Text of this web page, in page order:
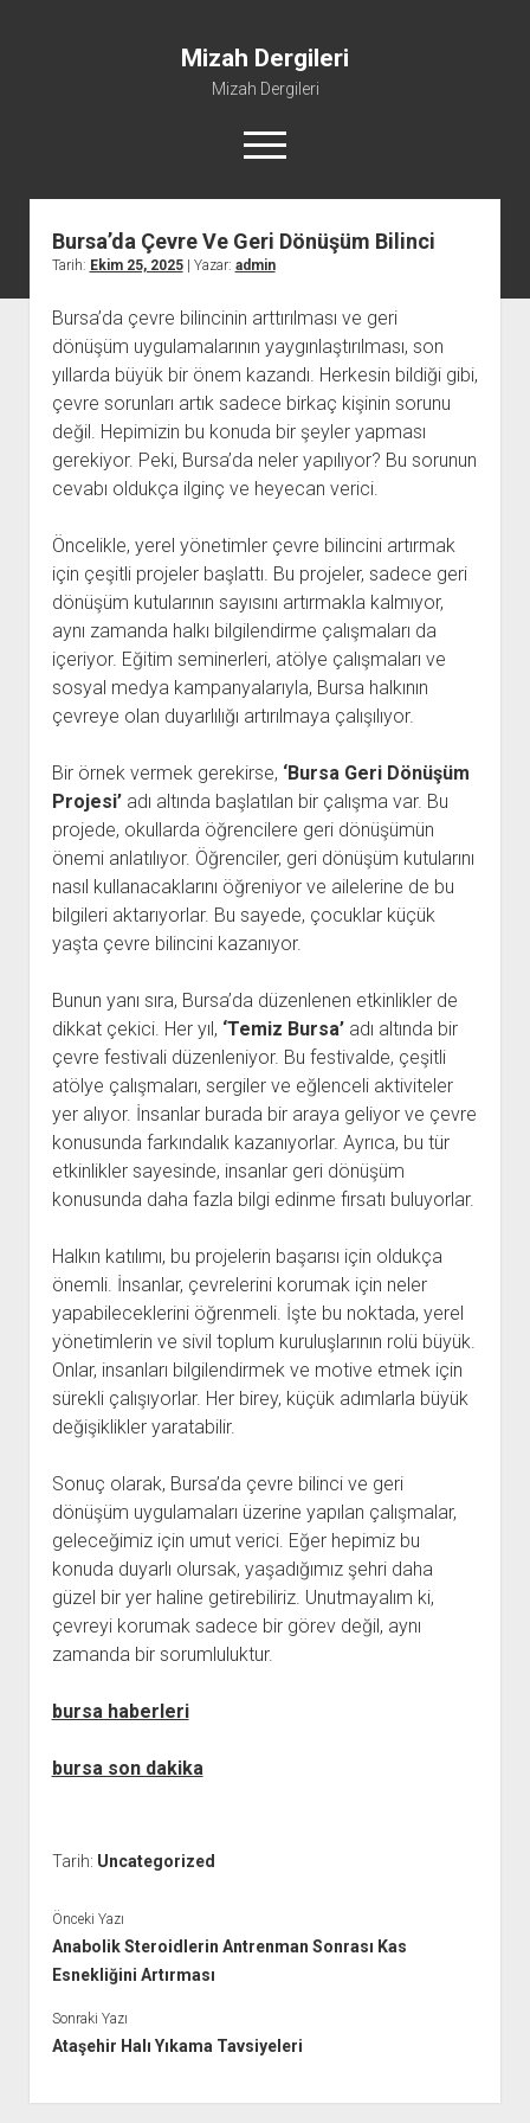
Mizah Dergileri
Mizah Dergileri
menüyü
aç
Bursa’da Çevre Ve Geri Dönüşüm Bilinci
Tarih: Ekim 25, 2025| Yazar: admin
Bursa’da çevre bilincinin arttırılması ve geri
dönüşüm uygulamalarının yaygınlaştırılması, son
yıllarda büyük bir önem kazandı. Herkesin bildiği gibi,
çevre sorunları artık sadece birkaç kişinin sorunu
değil. Hepimizin bu konuda bir şeyler yapması
gerekiyor. Peki, Bursa’da neler yapılıyor? Bu sorunun
cevabı oldukça ilginç ve heyecan verici.
Öncelikle, yerel yönetimler çevre bilincini artırmak
için çeşitli projeler başlattı. Bu projeler, sadece geri
dönüşüm kutularının sayısını artırmakla kalmıyor,
aynı zamanda halkı bilgilendirme çalışmaları da
içeriyor. Eğitim seminerleri, atölye çalışmaları ve
sosyal medya kampanyalarıyla, Bursa halkının
çevreye olan duyarlılığı artırılmaya çalışılıyor.
Bir örnek vermek gerekirse, ‘Bursa Geri Dönüşüm
Projesi’adı altında başlatılan bir çalışma var. Bu
projede, okullarda öğrencilere geri dönüşümün
önemi anlatılıyor. Öğrenciler, geri dönüşüm kutularını
nasıl kullanacaklarını öğreniyor ve ailelerine de bu
bilgileri aktarıyorlar. Bu sayede, çocuklar küçük
yaşta çevre bilincini kazanıyor.
Bunun yanı sıra, Bursa’da düzenlenen etkinlikler de
dikkat çekici. Her yıl, ‘Temiz Bursa’adı altında bir
çevre festivali düzenleniyor. Bu festivalde, çeşitli
atölye çalışmaları, sergiler ve eğlenceli aktiviteler
yer alıyor. İnsanlar burada bir araya geliyor ve çevre
konusunda farkındalık kazanıyorlar. Ayrıca, bu tür
etkinlikler sayesinde, insanlar geri dönüşüm
konusunda daha fazla bilgi edinme fırsatı buluyorlar.
Halkın katılımı, bu projelerin başarısı için oldukça
önemli. İnsanlar, çevrelerini korumak için neler
yapabileceklerini öğrenmeli. İşte bu noktada, yerel
yönetimlerin ve sivil toplum kuruluşlarının rolü büyük.
Onlar, insanları bilgilendirmek ve motive etmek için
sürekli çalışıyorlar. Her birey, küçük adımlarla büyük
değişiklikler yaratabilir.
Sonuç olarak, Bursa’da çevre bilinci ve geri
dönüşüm uygulamaları üzerine yapılan çalışmalar,
geleceğimiz için umut verici. Eğer hepimiz bu
konuda duyarlı olursak, yaşadığımız şehri daha
güzel bir yer haline getirebiliriz. Unutmayalım ki,
çevreyi korumak sadece bir görev değil, aynı
zamanda bir sorumluluktur.
bursa haberleri
bursa son dakika
Tarih: Uncategorized
Önceki Yazı
Anabolik Steroidlerin Antrenman Sonrası Kas
Esnekliğini Artırması
Sonraki Yazı
Ataşehir Halı Yıkama Tavsiyeleri